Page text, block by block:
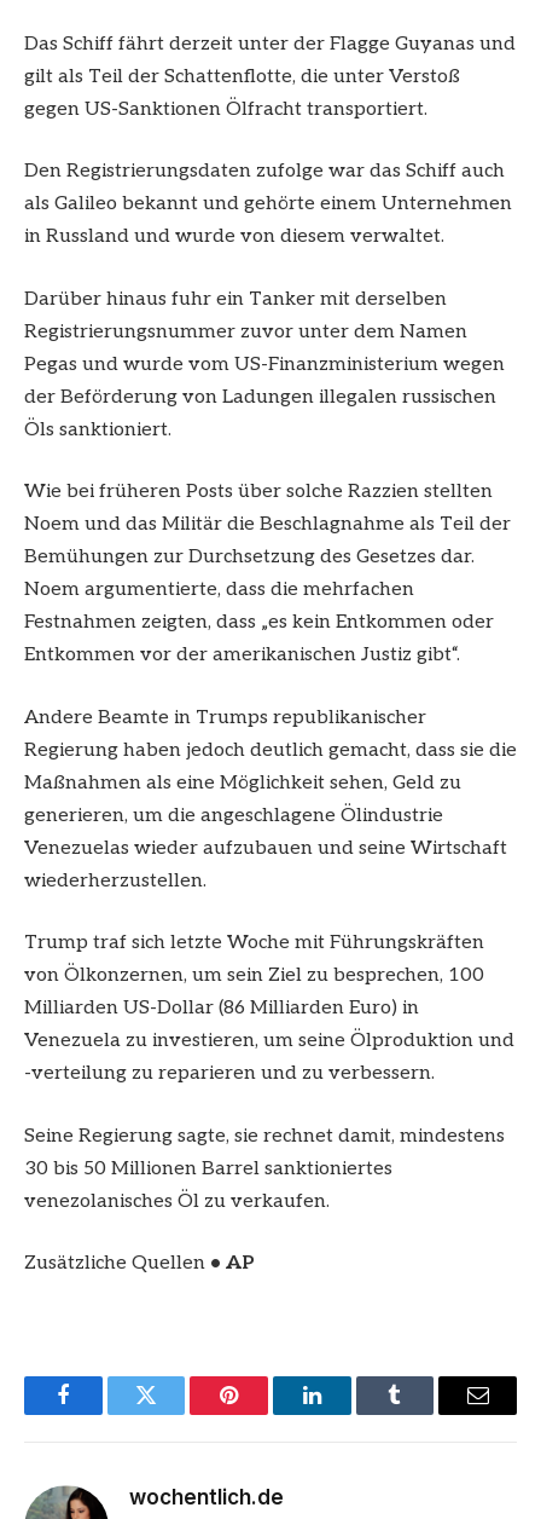
Das Schiff fährt derzeit unter der Flagge Guyanas und
gilt als Teil der Schattenflotte, die unter Verstoß
gegen US-Sanktionen Ölfracht transportiert.
Den Registrierungsdaten zufolge war das Schiff auch
als Galileo bekannt und gehörte einem Unternehmen
in Russland und wurde von diesem verwaltet.
Darüber hinaus fuhr ein Tanker mit derselben
Registrierungsnummer zuvor unter dem Namen
Pegas und wurde vom US-Finanzministerium wegen
der Beförderung von Ladungen illegalen russischen
Öls sanktioniert.
Wie bei früheren Posts über solche Razzien stellten
Noem und das Militär die Beschlagnahme als Teil der
Bemühungen zur Durchsetzung des Gesetzes dar.
Noem argumentierte, dass die mehrfachen
Festnahmen zeigten, dass „es kein Entkommen oder
Entkommen vor der amerikanischen Justiz gibt“.
Andere Beamte in Trumps republikanischer
Regierung haben jedoch deutlich gemacht, dass sie die
Maßnahmen als eine Möglichkeit sehen, Geld zu
generieren, um die angeschlagene Ölindustrie
Venezuelas wieder aufzubauen und seine Wirtschaft
wiederherzustellen.
Trump traf sich letzte Woche mit Führungskräften
von Ölkonzernen, um sein Ziel zu besprechen, 100
Milliarden US-Dollar (86 Milliarden Euro) in
Venezuela zu investieren, um seine Ölproduktion und
-verteilung zu reparieren und zu verbessern.
Seine Regierung sagte, sie rechnet damit, mindestens
30 bis 50 Millionen Barrel sanktioniertes
venezolanisches Öl zu verkaufen.
Zusätzliche Quellen • AP
FacebookTwitter Pinterest LinkedInTumblr Email
wochentlich.de